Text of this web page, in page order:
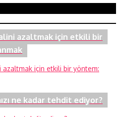
azaltmak için etkili bir
ne kadar tehdit ediyor?